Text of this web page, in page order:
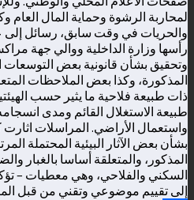
لمحاربة الرشوة وحماية المال العام
والحريات في وقت سابق، رسائل
رأسها وزارة الداخلية ووالي جهة
وتحقيق بشأن قانونية بعض التوسعات
المذكورة، وكذا بعض الملاحظات
ذات طبيعة فلاحية ما يثير حسب
طبيعة الاستغلال القائم ومدى
واستعمال الأراضي. المراسلات
بشأن بعض الآثار البيئية المحتملة
المذكور، والمتعلقة أساسا بالغبار
السكني والفلاحي، وهي معطيات –
إلى تقييم موضوعي وتقني من قبل